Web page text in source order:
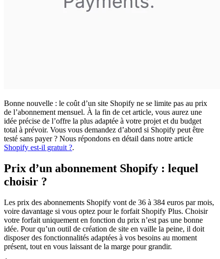
Bonne nouvelle : le coût d’un site Shopify ne se limite pas au prix
de l’abonnement mensuel. À la fin de cet article, vous aurez une
idée précise de l’offre la plus adaptée à votre projet et du budget
total à prévoir. Vous vous demandez d’abord si Shopify peut être
testé sans payer ? Nous répondons en détail dans notre article
Shopify est-il gratuit ?.
Prix d’un abonnement Shopify : lequel
choisir ?
Les prix des abonnements Shopify vont de 36 à 384 euros par mois,
voire davantage si vous optez pour le forfait Shopify Plus. Choisir
votre forfait uniquement en fonction du prix n’est pas une bonne
idée. Pour qu’un outil de création de site en vaille la peine, il doit
disposer des fonctionnalités adaptées à vos besoins au moment
présent, tout en vous laissant de la marge pour grandir.